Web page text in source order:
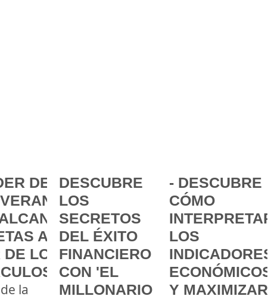
DE LA
A
DE LOS
la
DESCUBRE
LOS
SECRETOS
DEL ÉXITO
FINANCIERO
CON 'EL
MILLONARIO
- DESCUBRE
CÓMO
INTERPRETAR
LOS
INDICADORES
ECONÓMICOS
Y MAXIMIZAR